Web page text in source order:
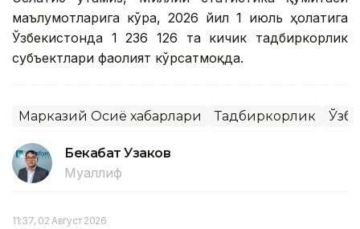
маълумотларига кўра, 2026 йил 1 июль ҳолатига
Ўзбекистонда 1 236 126 та кичик тадбиркорлик
субъектлари фаолият кўрсатмоқда.
Марказий Осиё хабарлари Тадбиркорлик
Бекабат Узаков
Муаллиф
11:37, 02 Август 2026